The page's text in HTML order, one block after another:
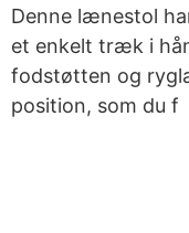
Denne lænestol
et enkelt træk i
fodstøtten og
position, som du f